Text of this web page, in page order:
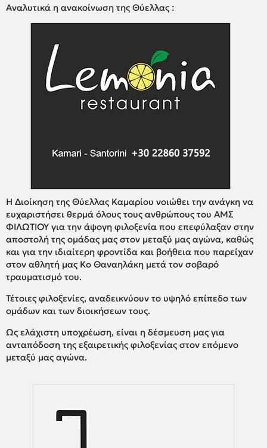
Αναλυτικά η ανακοίνωση της Θύελλας :
Η Διοίκηση της Θύελλας Καμαρίου νοιώθει την ανάγκη να
ευχαριστήσει θερμά όλους τους ανθρώπους του ΑΜΣ
ΦΙΛΩΤΙΟΥ για την άψογη φιλοξενία που επεφύλαξαν στην
αποστολή της ομάδας μας στον μεταξύ μας αγώνα, καθώς
και για την ιδιαίτερη φροντίδα και βοήθεια που παρείχαν
στον αθλητή μας Κο Θαναηλάκη μετά τον σοβαρό
τραυματισμό του.
Τέτοιες φιλοξενίες, αναδεικνύουν το υψηλό επίπεδο των
ομάδων και των διοικήσεων τους.
Ως ελάχιστη υποχρέωση, είναι η δέσμευση μας για
ανταπόδοση της εξαιρετικής φιλοξενίας στον επόμενο
μεταξύ μας αγώνα.